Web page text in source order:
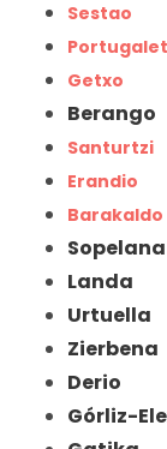
Sestao
Getxo
Berango
Santurtzi
Erandio
Barakaldo
Sopelana
Landa
Urtuella
Zierbena
Derio
Górliz-